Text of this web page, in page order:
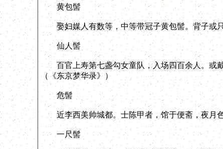
黄包髻
娶妇媒人有数等，中等带冠子黄包髻。背子或只
仙人髻
百官上寿第七盏勾女童队，入场四百余人。或戴
（《东京梦华录》）
危髻
近李西美帅城都。士陈甲者，馆于便斋，夜月色
一尺髻